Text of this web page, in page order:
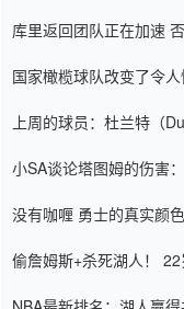
库里返回团队正在加速
国家橄榄球队改变了令
上周的球员：杜兰特（
小SA谈论塔图姆的伤害
没有咖喱 勇士的真实颜
偷詹姆斯+杀死湖人！